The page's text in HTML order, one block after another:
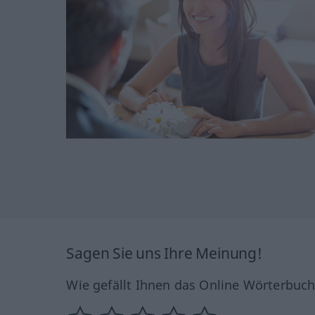
Sagen Sie uns Ihre Meinung!
Wie gefällt Ihnen das Online